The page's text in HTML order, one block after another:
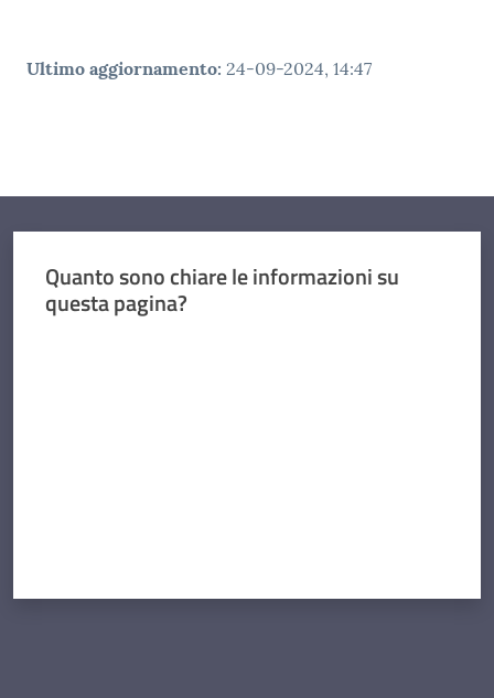
Ultimo aggiornamento: 24-09-2024, 14:47
Quanto sono chiare le informazioni su
questa pagina?